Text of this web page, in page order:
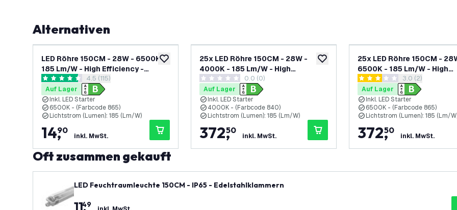
Alternativen
zur Wunschliste hinzufügen
LED Röhre 150CM - 28W - 6500K -
185 Lm/W - High Efficiency -
Energieetikette BBewertungsbereich öffnen
4.5 Bewertungssterne
4.5 (115)
Auf Lager
Inkl. LED Starter
6500K - (Farbcode 865)
Lichtstrom (Lumen): 185 (Lm/W)
14,
90
inkl. MwSt.
zur Wunschliste hinzufügen
25x LED Röhre 150CM - 28W -
4000K - 185 Lm/W - High
Efficiency - Energieetikette B
0 Bewertungssterne
0.0 (0)
Auf Lager
Inkl. LED Starter
4000K - (Farbcode 840)
Lichtstrom (Lumen): 185 (Lm/W)
372,
50
inkl. MwSt.
25x LED Röhre 150CM -
6500K - 185 Lm/W - High
Efficiency -
3 Bewertungssterne
3.0 (2)
Auf Lager
Inkl. LED Starter
6500K - (Farbcode 865)
Lichtstrom (Lumen): 185 (Lm/
372,
50
inkl. MwSt.
Oft zusammen gekauft
LED Feuchtraumleuchte 150CM - IP65 - Edelstahlklammern
11,
49